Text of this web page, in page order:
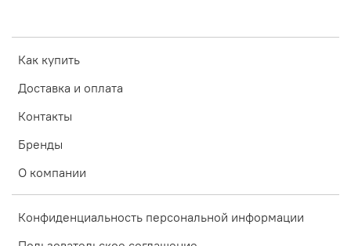
Как купить
Доставка и оплата
Контакты
Бренды
О компании
Конфиденциальность персональной информации